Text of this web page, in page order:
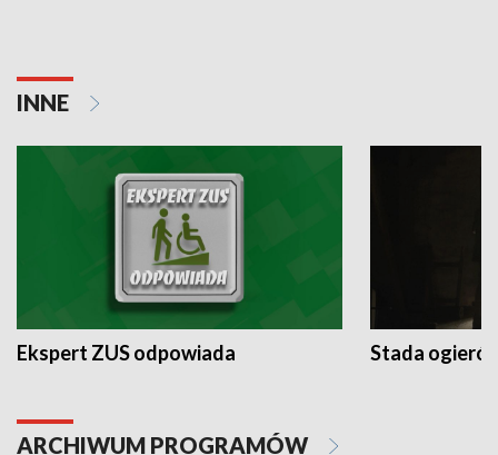
INNE
Ekspert ZUS odpowiada Stada
ARCHIWUM PROGRAMÓW